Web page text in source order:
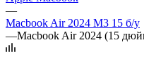
—
Macbook Air 2024 M3 15 б/у
—Macbook Air 2024 (15